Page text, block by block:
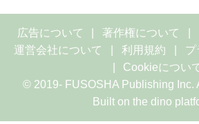
広告について 著作権について
運営会社について
利用規約
プ
Cookieについ
© 2019- FUSOSHA Publishing Inc.
Built on the dino